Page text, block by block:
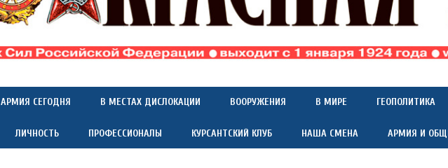
АРМИЯ СЕГОДНЯ В МЕСТАХ ДИСЛОКАЦИИ ВООРУЖЕНИЯ В МИРЕ ГЕОПОЛИТИКА
ЛИЧНОСТЬ ПРОФЕССИОНАЛЫ КУРСАНТСКИЙ КЛУБ НАША СМЕНА АРМИЯ И